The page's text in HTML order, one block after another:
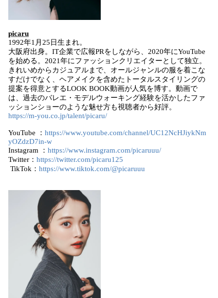
picaru
1992年1月25日生まれ。
大阪府出身。IT企業で広報PRをしながら、2020年にYouTube
を始める。2021年にファッションクリエイターとして独立。
きれいめからカジュアルまで、オールジャンルの服を着こな
すだけでなく、ヘアメイクを含めたトータルスタイリングの
提案を得意とするLOOK BOOK動画が人気を博す。動画で
は、過去のバレエ・モデルウォーキング経験を活かしたファ
ッションショーのような魅せ方も視聴者から好評。
https://m-you.co.jp/talent/picaru/
YouTube ： https://www.youtube.com/channel/UC12NcHJiykNm
yOZdzD7in-w
Instagram ： https://www.instagram.com/picaruuu/
Twitter： https://twitter.com/picaru125
TikTok： https://www.tiktok.com/@picaruuu